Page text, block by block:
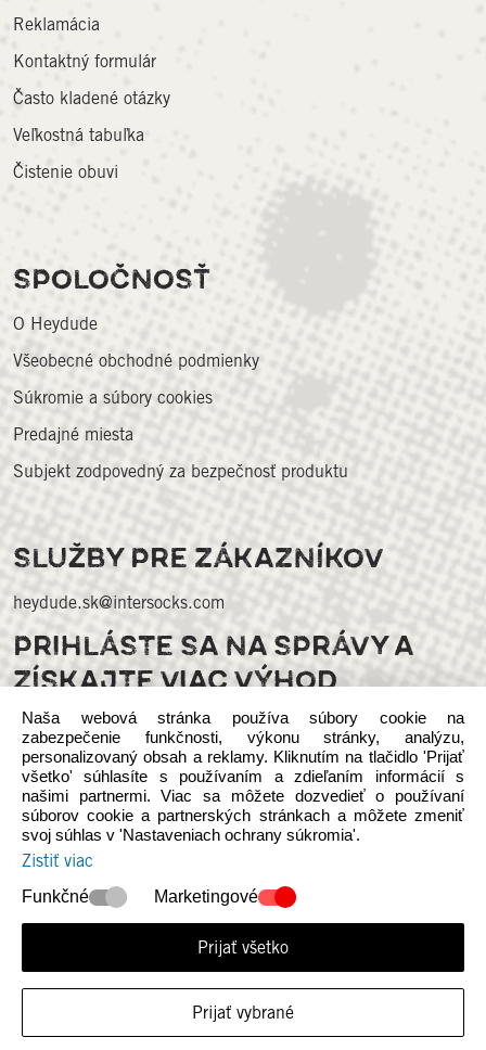
Reklamácia
Kontaktný formulár
Často kladené otázky
Veľkostná tabuľka
Čistenie obuvi
SPOLOČNOSŤ
O Heydude
Všeobecné obchodné podmienky
Súkromie a súbory cookies
Predajné miesta
Subjekt zodpovedný za bezpečnosť produktu
SLUŽBY PRE ZÁKAZNÍKOV
heydude.sk@intersocks.com
PRIHLÁSTE SA NA SPRÁVY A
ZÍSKAJTE VIAC VÝHOD
Sledujte nás na sociálnych médiách
© 2026 Heydude. Upozorňujeme, že táto webová stránka je
nezávislá na vlastníctvíe a prevádzke spoločnosti INTERSOCKS s.r.o.,
autorizovaného distribútora Crocs Europe B.V. d/b/a Heydude.
Naša webová stránka používa súbory cookie na
zabezpečenie funkčnosti, výkonu stránky, analýzu,
personalizovaný obsah a reklamy. Kliknutím na tlačidlo 'Prijať
všetko' súhlasíte s používaním a zdieľaním informácií s
našimi partnermi. Viac sa môžete dozvedieť o používaní
súborov cookie a partnerských stránkach a môžete zmeniť
svoj súhlas v 'Nastaveniach ochrany súkromia'.
Zistiť viac
Funkčné Marketingové
Prijať všetko
Prijať vybrané